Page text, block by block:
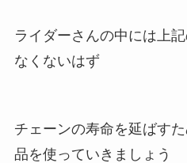
ライダーさんの中には上
なくないはず
チェーンの寿命を延ばす
品を使っていきましょう